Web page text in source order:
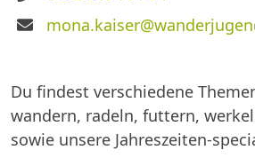
E-
Du findest verschiedene
wandern, radeln, futtern,
sowie unsere Jahreszeiten-